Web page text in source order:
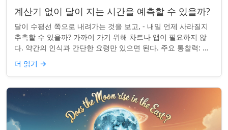
계산기 없이 달이 지는 시간을 예측할 수 있을까?
달이 수평선 쪽으로 내려가는 것을 보고, - 내일 언제 사라질지
추측할 수 있을까? 가까이 가기 위해 차트나 앱이 필요하지 않
다. 약간의 인식과 간단한 요령만 있으면 된다. 주요 통찰력: 오
늘의 달 뜨는 시간을 알고...
더 읽기 →